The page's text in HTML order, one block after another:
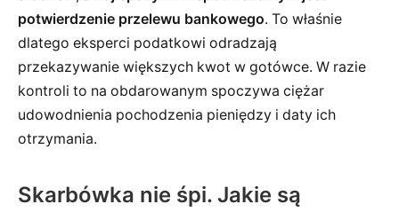
potwierdzenie przelewu bankowego. To właśnie
dlatego eksperci podatkowi odradzają
przekazywanie większych kwot w gotówce. W razie
kontroli to na obdarowanym spoczywa ciężar
udowodnienia pochodzenia pieniędzy i daty ich
otrzymania.
Skarbówka nie śpi. Jakie są